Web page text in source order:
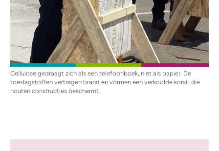
Cellulose gedraagt zich als een telefoonboek, niet als papier. De
toeslagstoffen vertragen brand en vormen een verkoolde korst, die
houten constructies beschermt.